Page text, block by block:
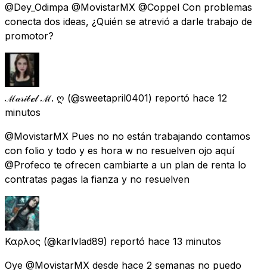
@Dey_Odimpa @MovistarMX @Coppel Con problemas
conecta dos ideas, ¿Quién se atrevió a darle trabajo de
promotor?
ℳ𝒶𝓇𝒾𝒷ℯ𝓁 ℳ. ღ (@sweetapril0401) reportó hace 12
minutos
@MovistarMX Pues no no están trabajando contamos
con folio y todo y es hora w no resuelven ojo aquí
@Profeco te ofrecen cambiarte a un plan de renta lo
contratas pagas la fianza y no resuelven
Καρλος (@karlvlad89) reportó hace 13 minutos
Oye @MovistarMX desde hace 2 semanas no puedo